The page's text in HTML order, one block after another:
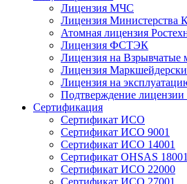
Лицензия МЧС
Лицензия Министерства
Атомная лицензия
Лицензия ФСТЭК
Лицензия на Взрывчатые
Лицензия
Лицензия на
Подтверждение
Сертификация
Сертификат ИСО
Сертификат ИСО 9001
Сертификат ИСО 14001
Сертификат OHSAS 18001
Сертификат ИСО 22000
Сертификат ИСО 27001